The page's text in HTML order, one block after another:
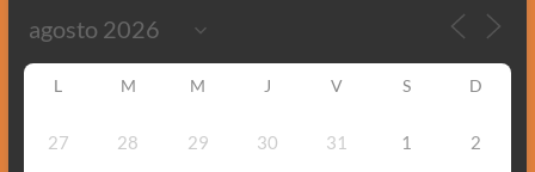
L M M J V S D
27 28 29 30 31 1 2